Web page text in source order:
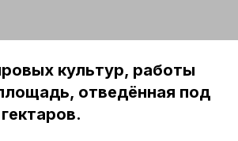
культур, работы
отведённая под